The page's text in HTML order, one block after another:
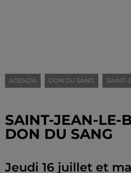
AGENDA DON DU SANG SAINT-
SAINT-JEAN-LE-
DON DU SANG
Jeudi 16 juillet et